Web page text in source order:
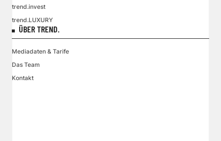
trend.invest
trend.LUXURY
ÜBER TREND.
Mediadaten & Tarife
Das Team
Kontakt